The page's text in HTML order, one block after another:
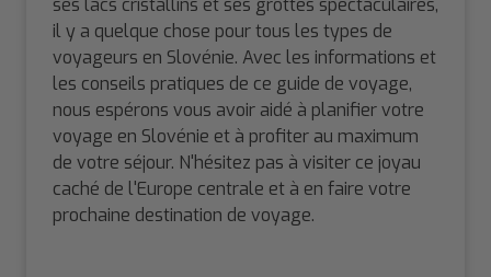
ses lacs cristallins et ses grottes spectaculaires,
il y a quelque chose pour tous les types de
voyageurs en Slovénie. Avec les informations et
les conseils pratiques de ce guide de voyage,
nous espérons vous avoir aidé à planifier votre
voyage en Slovénie et à profiter au maximum
de votre séjour. N'hésitez pas à visiter ce joyau
caché de l'Europe centrale et à en faire votre
prochaine destination de voyage.